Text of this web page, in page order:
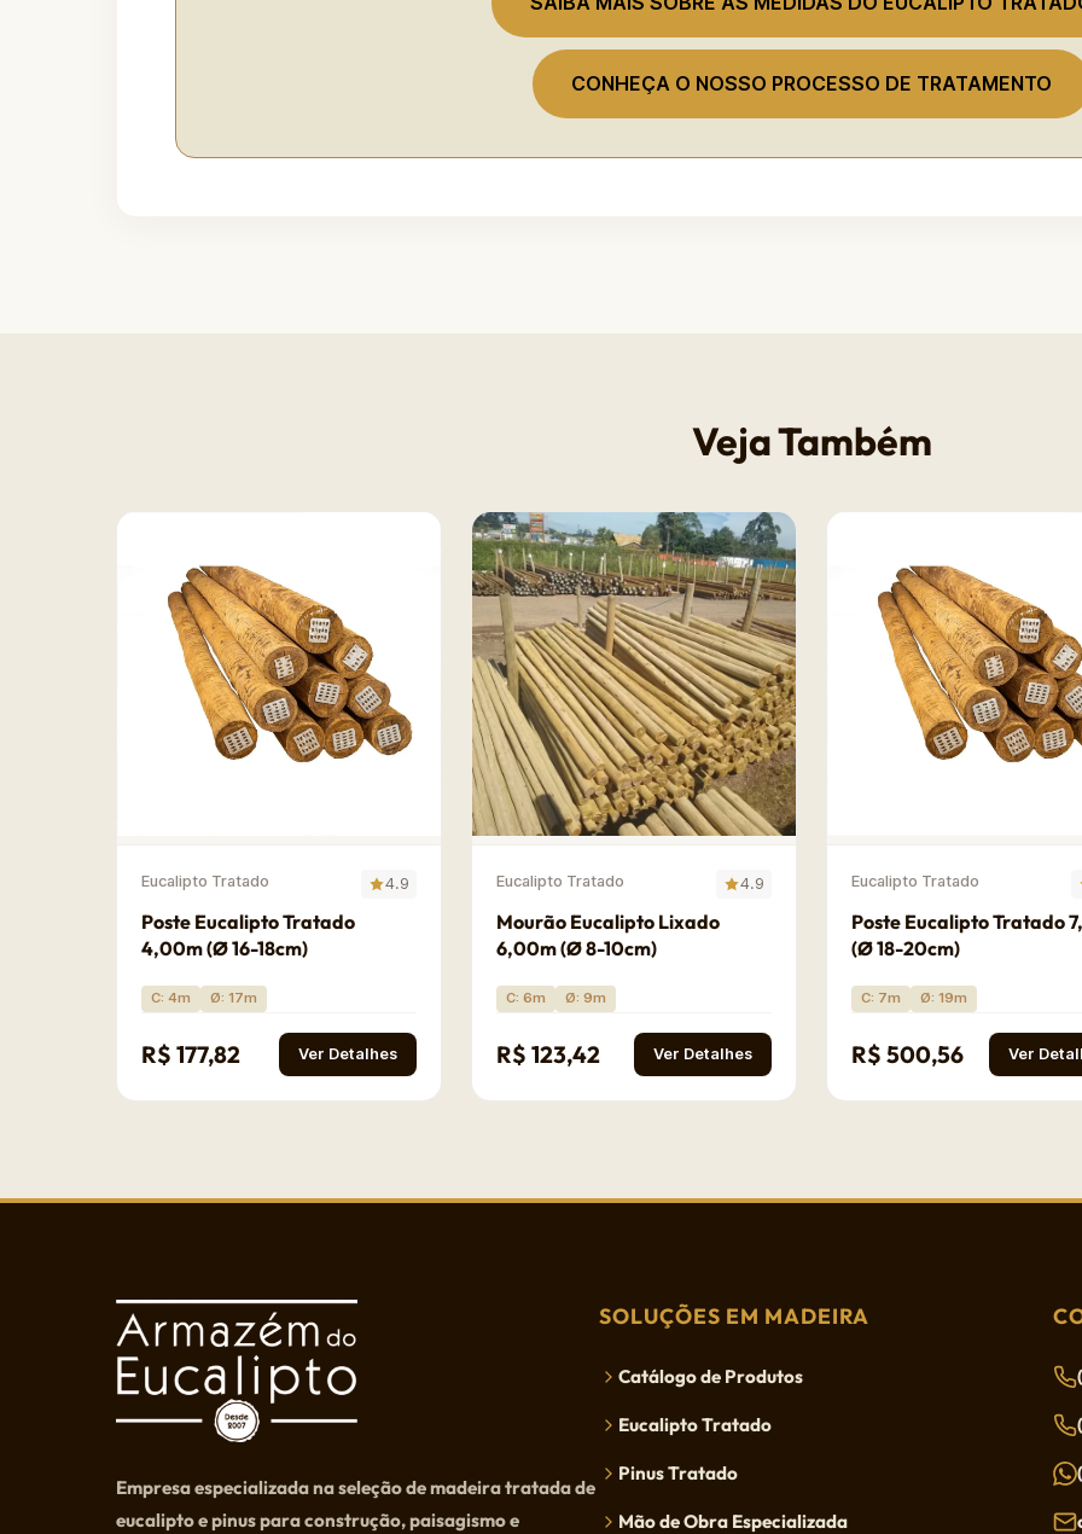
CONHEÇA O NOSSO PROCESSO DE TRATAMENTO
Veja Também
Eucalipto Tratado 4.9
Poste Eucalipto Tratado
4,00m (Ø 16-18cm)
C: 4m Ø: 17m
R$ 177,82 Ver Detalhes
Eucalipto Tratado 4.9
Mourão Eucalipto Lixado
6,00m (Ø 8-10cm)
C: 6m Ø: 9m
R$ 123,42 Ver Detalhes
Eucalipto Tratado
Poste Eucalipto Tratado
(Ø 18-20cm)
C: 7m Ø: 19m
R$ 500,56 Ver
Empresa especializada na seleção de madeira tratada de
eucalipto e pinus para construção, paisagismo e
SOLUÇÕES EM MADEIRA
Catálogo de Produtos
Eucalipto Tratado
Pinus Tratado
Mão de Obra Especializada